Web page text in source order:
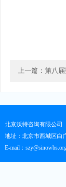
上一篇：第八
北京沃特咨询有限公司
地址：北京市西城
E-mail：